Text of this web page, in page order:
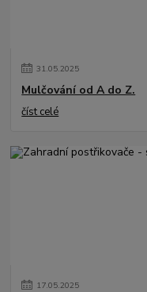
31.05.2025
Mulčování od A do Z.
číst celé
17.05.2025